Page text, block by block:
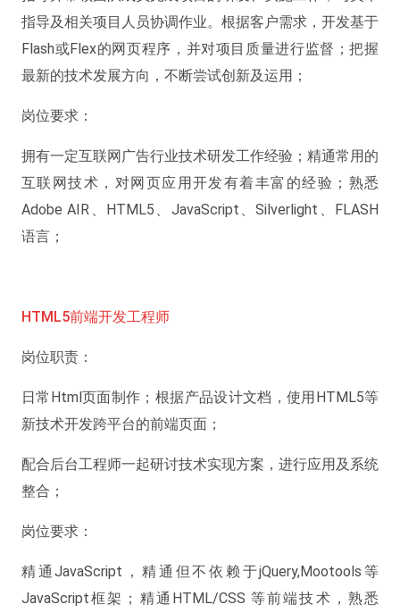
指导及相关项目人员协调作业。根据客户需求，开发基于
Flash或Flex的网页程序，并对项目质量进行监督；把握
最新的技术发展方向，不断尝试创新及运用；
岗位要求：
拥有一定互联网广告行业技术研发工作经验；精通常用的
互联网技术，对网页应用开发有着丰富的经验；熟悉
Adobe AIR、HTML5、JavaScript、Silverlight、FLASH
语言；
HTML5前端开发工程师
岗位职责：
日常Html页面制作；根据产品设计文档，使用HTML5等
新技术开发跨平台的前端页面；
配合后台工程师一起研讨技术实现方案，进行应用及系统
整合；
岗位要求：
精通JavaScript，精通但不依赖于jQuery,Mootools等
JavaScript框架；精通HTML/CSS 等前端技术，熟悉